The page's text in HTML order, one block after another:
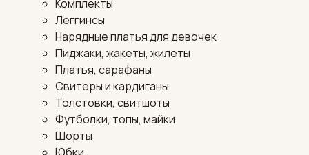
Комплекты
Леггинсы
Нарядные платья для девочек
Пиджаки, жакеты, жилеты
Платья, сарафаны
Свитеры и кардиганы
Толстовки, свитшоты
Футболки, топы, майки
Шорты